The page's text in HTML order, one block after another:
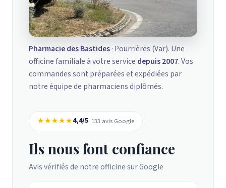
Pharmacie des Bastides· Pourrières (Var). Une
officine familiale à votre service depuis 2007. Vos
commandes sont préparées et expédiées par
notre équipe de pharmaciens diplômés.
★★★★★4,4/5· 133 avis Google
Ils nous font confiance
Avis vérifiés de notre officine sur Google